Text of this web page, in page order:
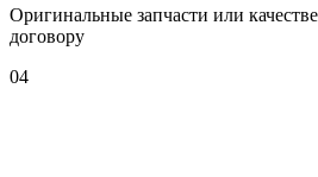
Оригинальные запчасти или
договору
04